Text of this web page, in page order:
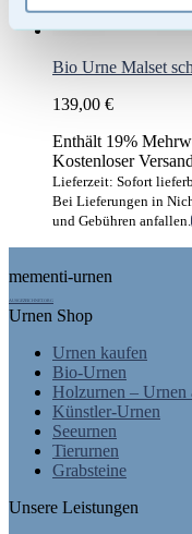
Bio Urne Malset
139,00 €
Enthält 19%
Kostenloser Versand
Lieferzeit: Sofort
Bei Lieferungen in
und Gebühren anfallen.
mementi-urnen
AUSGEZEICHNET.ORG
Urnen Shop
Urnen kaufen
Bio-Urnen
Holzurnen – Urnen
Künstler-Urnen
Seeurnen
Tierurnen
Grabsteine
Unsere Leistungen